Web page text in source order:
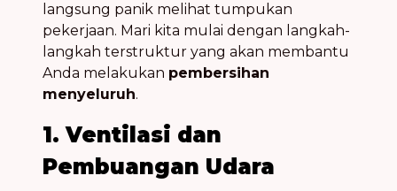
langsung panik melihat tumpukan
pekerjaan. Mari kita mulai dengan langkah-
langkah terstruktur yang akan membantu
Anda melakukan pembersihan
menyeluruh.
1. Ventilasi dan
Pembuangan Udara